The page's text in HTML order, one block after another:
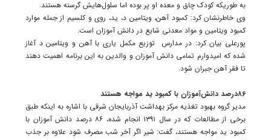
به طوریکه کودک چاق و معده او پر بوده اما سلول‌هایش گرسنه هستند.
وی خاطرنشان کرد: کمبود آهن، ویتامین د، ید، روی و کلسیم از جمله موارد
کمبود ویتامین و مواد معدنی شایع در دانش آموزان است.
پورعلی بیان کرد: در مدارس توزیع مکمل یاری با آهن و ویتامین د آغاز
شده که امیدوارم تمامی دانش آموزان و والدین به این برنامه اهمیت دهند
تا فقر آهن جبران شود.
۸۶درصد دانش‌آموزان با کمبود ید مواجه هستند
مدیر گروه بهبود تغذیه مرکز بهداشت آذربایجان ‌شرقی با اشاره به اینکه طبق
برخی از مطالعات که در سال ۱۳۹۱ انجام شده، ۸۶ درصد دانش آموزان با
کمبود ید مواجه هستند، گفت: شیر اگر آخر شب مصرف شود علاوه بر جذب